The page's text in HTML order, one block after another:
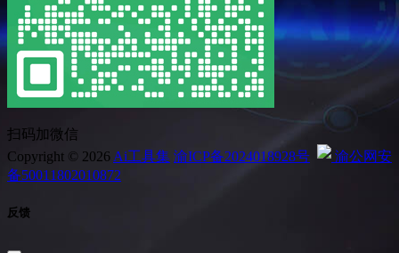
扫码加微信
Copyright © 2026 Ai工具集 渝ICP备2024018928号
渝公网安
备50011802010872
反馈